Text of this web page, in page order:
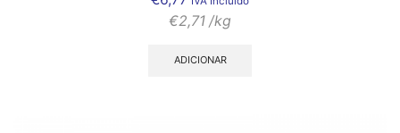
€2,71 /kg
ADICIONAR